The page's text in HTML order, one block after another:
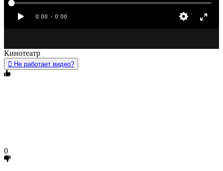
Кинотеатр
Не работает видео?
0